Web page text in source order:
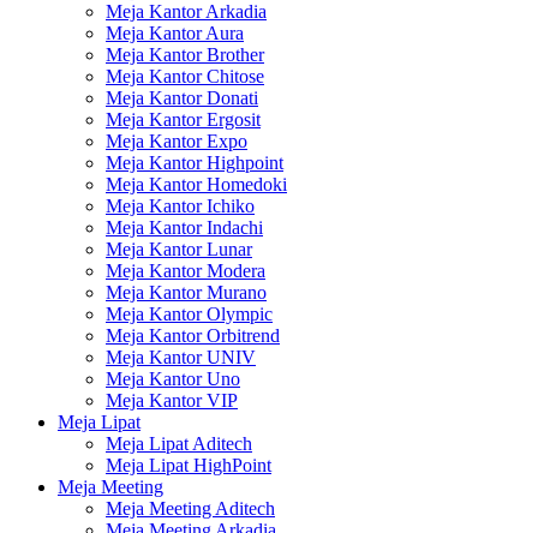
Meja Kantor Arkadia
Meja Kantor Aura
Meja Kantor Brother
Meja Kantor Chitose
Meja Kantor Donati
Meja Kantor Ergosit
Meja Kantor Expo
Meja Kantor Highpoint
Meja Kantor Homedoki
Meja Kantor Ichiko
Meja Kantor Indachi
Meja Kantor Lunar
Meja Kantor Modera
Meja Kantor Murano
Meja Kantor Olympic
Meja Kantor Orbitrend
Meja Kantor UNIV
Meja Kantor Uno
Meja Kantor VIP
Meja Lipat
Meja Lipat Aditech
Meja Lipat HighPoint
Meja Meeting
Meja Meeting Aditech